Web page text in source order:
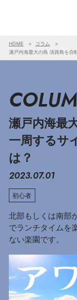
HOME
コラム
瀬戸内海最大の島 淡路島を自
瀬戸内海最
一周するサ
は？
2023.07.01
初心者
北部もしくは南部
でランチタイムを
ない楽園です。